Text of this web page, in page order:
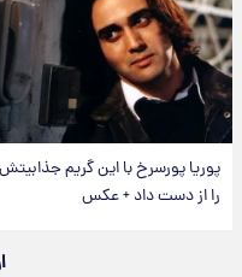
پوریا پورسرخ با این گریم جذابیتش
را از دست داد + عکس